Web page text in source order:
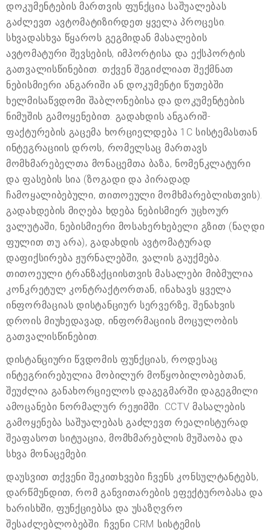
დოკუმენტების მართვის ფუნქცია საშუალებას
გაძლევთ ავტომატიზირდეთ ყველა პროცესი.
სხვადასხვა წყაროს გეგმიდან მასალების
ავტომატური შევსების, იმპორტისა და ექსპორტის
გათვალისწინებით. თქვენ შეგიძლიათ შექმნათ
ნებისმიერი ანგარიში ან დოკუმენტი წუთებში
ხელმისაწვდომი შაბლონებისა და დოკუმენტების
ნიმუშის გამოყენებით. გადახდის ანგარიშ-
ფაქტურების გაცემა ხორციელდება 1C სისტემასთან
ინტეგრაციის დროს, რომელსაც მართავს
მომხმარებელთა მონაცემთა ბაზა, ნომენკლატური
და ფასების სია (ზოგადი და პირადად
ჩამოყალიბებული, თითოეული მომხმარებლისთვის).
გადახდების მიღება ხდება ნებისმიერ უცხოურ
ვალუტაში, ნებისმიერი მოსახერხებელი გზით (ნაღდი
ფულით თუ არა), გადახდის ავტომატურად
დაფიქსირება ჟურნალებში, ვალის გაუქმება.
თითოეული ტრანზაქციისთვის მასალები მიბმულია
კონკრეტულ კონტრაქტორთან, ინახავს ყველა
ინფორმაციას დისტანციურ სერვერზე, შენახვის
დროის მიუხედავად, ინფორმაციის მოცულობის
გათვალისწინებით.
დისტანციური წვდომის ფუნქციას, როდესაც
ინტეგრირებულია მობილურ მოწყობილობებთან,
შეუძლია განახორციელოს დაგეგმარში დაგეგმილი
ამოცანები ნორმალურ რეჟიმში. CCTV მასალების
გამოყენება საშუალებას გაძლევთ რეალისტურად
შეაფასოთ სიტუაცია, მომხმარებლის მუშაობა და
სხვა მონაცემები.
დაუსვით თქვენი შეკითხვები ჩვენს კონსულტანტებს,
დარწმუნდით, რომ განვითარების ეფექტურობასა და
ხარისხში, ფუნქციებსა და უსაზღვრო
შესაძლებლობებში. ჩვენი CRM სისტემის